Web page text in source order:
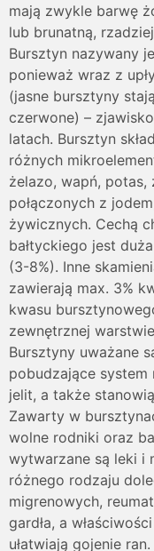
mają zwykle barwę
lub brunatną,
Bursztyn nazywany
ponieważ wraz z
(jasne bursztyny
czerwone) –
latach. Bursztyn
różnych
żelazo, wapń,
połączonych z
żywicznych. Cechą
bałtyckiego jest
(3-8%). Inne
zawierają max. 3%
kwasu
zewnętrznej
Bursztyny uważane
pobudzające system
jelit, a także
Zawarty w
wolne rodniki oraz
wytwarzane są leki i
różnego rodzaju
migrenowych,
gardła, a
ułatwiają gojenie